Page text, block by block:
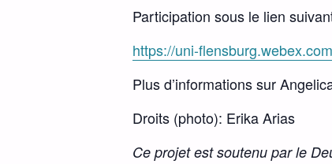
Participation sous le lien
https://uni-
Plus d’informations sur
Droits (photo): Erika Arias
Ce projet est soutenu par le